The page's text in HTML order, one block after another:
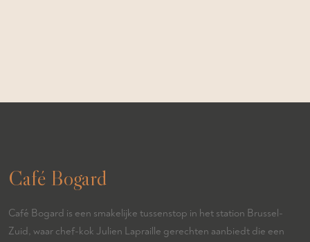
Café Bogard
Café Bogard is een smakelijke tussenstop in het station Brussel-
Zuid, waar chef-kok Julien Lapraille gerechten aanbiedt die een